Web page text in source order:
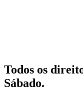
Todos os
Sábado.